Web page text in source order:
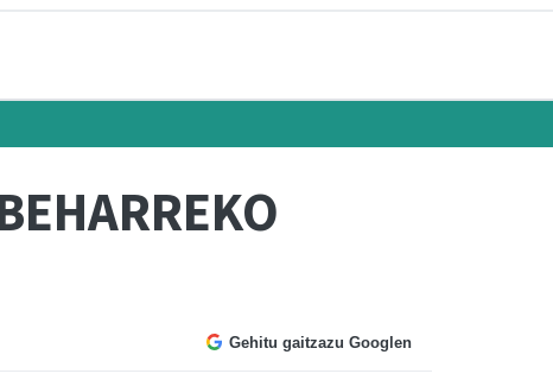
Gehitu gaitzazu Googlen